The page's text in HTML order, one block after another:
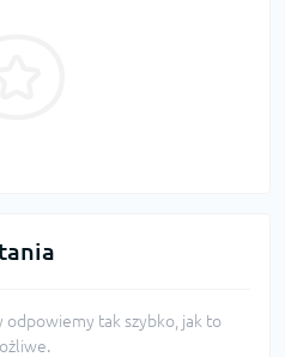
odpowiemy tak szybko, jak to